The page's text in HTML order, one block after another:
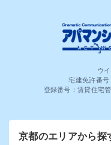
ウ
宅建免許番
登録番号：賃貸住宅
京都のエリアから探